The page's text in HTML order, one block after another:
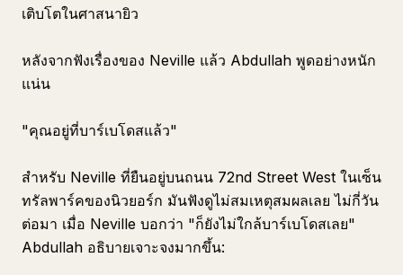
เติบโตในศาสนายิว
หลังจากฟังเรื่องของ Neville แล้ว Abdullah พูดอย่างหนัก
แน่น
"คุณอยู่ที่บาร์เบโดสแล้ว"
สำหรับ Neville ที่ยืนอยู่บนถนน 72nd Street West ในเซ็น
ทรัลพาร์คของนิวยอร์ก มันฟังดูไม่สมเหตุสมผลเลย ไม่กี่วัน
ต่อมา เมื่อ Neville บอกว่า "ก็ยังไม่ใกล้บาร์เบโดสเลย"
Abdullah อธิบายเจาะจงมากขึ้น: